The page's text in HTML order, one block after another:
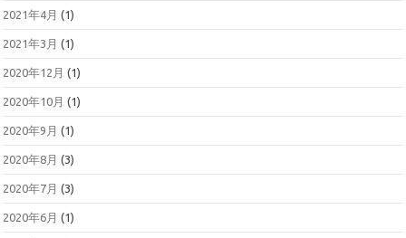
2021年4月 (1)
2021年3月 (1)
2020年12月 (1)
2020年10月 (1)
2020年9月 (1)
2020年8月 (3)
2020年7月 (3)
2020年6月 (1)